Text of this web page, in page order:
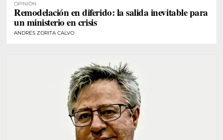
OPINIÓN
Remodelación en diferido: la salida inevitable para
un ministerio en crisis
ANDRÉS ZORITA CALVO